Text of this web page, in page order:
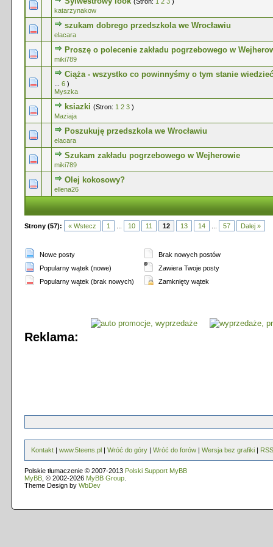
katarzynakow
0 głosów - średnia ocena: 0 na 5 gwiazdek
123 45
szukam dobrego przedszkola we Wrocławiu
elacara
0 głosów - średnia ocena: 0 na 5 gwiazdek
12345
Proszę o polecenie zakładu pogrzebowego w
miki789
0 głosów - średnia ocena: 0 na 5 gwiazdek
12345
Ciąża - wszystko co powinnyśmy o tym stanie
6 )
Myszka
0 głosów - średnia ocena: 0 na 5 gwiazdek
ksiazki (Stron: 1 2 3 )
Maziaja
0 głosów - średnia ocena: 0 na 5 gwiazdek
123 4
Poszukuję przedszkola we Wrocławiu
elacara
0 głosów - średnia ocena: 0 na 5 gwiazdek
12345
Szukam zakładu pogrzebowego w Wejherowie
miki789
0 głosów - średnia ocena: 0 na 5 gwiazdek
12 345
Olej kokosowy?
ellena26
0 głosów - średnia ocena: 0 na 5 gwiazdek
12
Strony (57): « Wstecz 1 10 11 12 13 14 57 Dalej »
Nowe posty
Popularny wątek (nowe)
Popularny wątek (brak nowych)
Brak nowych postów
Zawiera Twoje posty
Zamknięty wątek
Reklama:
Kontakt | www.5teens.pl | Wróć do góry | Wróć do forów | Wersja bez grafiki | RSS
Polskie tłumaczenie © 2007-2013 Polski Support MyBB
MyBB , © 2002-2026 MyBB Group
Theme Design by WbDev